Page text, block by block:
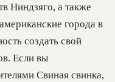
Ниндзяго, а также
города в
создать свой
Если вы
Свиная свинка,